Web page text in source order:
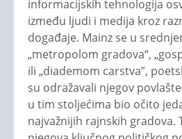
informacijskih tehnologija
između ljudi i medija kroz
događaje. Mainz se u
„metropolom gradova“,
ili „dia­demom carstva”,
su od­ra­žavali njegov
u tim stoljećima bio očito
najvažnijih rajnskih gradova.